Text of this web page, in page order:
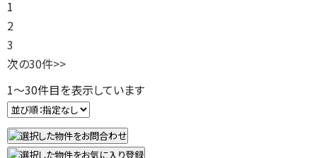
1
2
3
次の30件>>
1～30件目を表示しています